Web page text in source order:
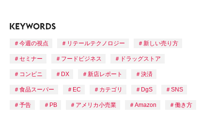
今週の視点 リテールテクノロジー 新しい売り方
セミナー フードビジネス ドラッグストア
コンビニ DX 新店レポート 決済
食品スーパー EC カテゴリ DgS SNS
予告 PB アメリカ小売業 Amazon 働き方